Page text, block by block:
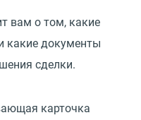
вам о том, какие
какие документы
сделки.
карточка